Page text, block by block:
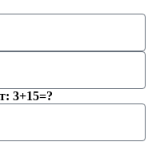
3+15=?